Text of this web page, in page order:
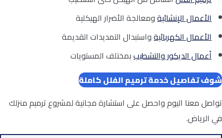
الأعمال الإنشائيةومعالجة الأضرار الهيكلية
الأعمال الكهربائيةواستبدال التمديدات القديمة
أعمال الديكور والتشطيببمختلف المستويات
شوف تفاصيل خدمة ترميم الفلل كاملة
تواصل معنا اليوم واحصل على استشارة مجانية لمشروع ترميم منزلك
في الرياض.